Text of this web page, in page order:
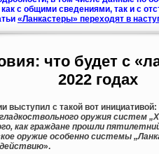
с общими сведениями, так и с
«Ланкастеры» переходят в
что будет с
2022 годах
выступил с такой вот инициативой:
оружия систем
как граждане прошли
оружие особенно системы
действию».